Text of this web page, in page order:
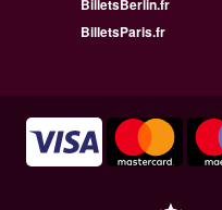
BilletsBerlin.fr
BilletsParis.fr